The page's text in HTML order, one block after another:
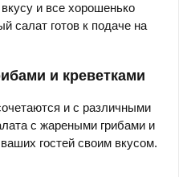
и все хорошенько
салат готов к подаче на
и креветками
и с различными
с жареными грибами и
гостей своим вкусом.